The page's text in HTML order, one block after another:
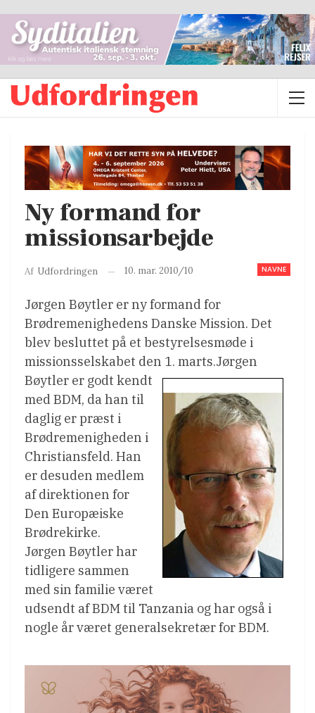
Ny formand for
missionsarbejde
NAVNE
Af Udfordringen 10. mar. 2010/10
Jørgen Bøytler er ny formand for
Brødremenighedens Danske Mission. Det
blev besluttet på et bestyrelsesmøde i
missionsselskabet den 1. marts.Jørgen
Bøytler er godt kendt
med BDM, da han til
daglig er præst i
Brødremenigheden i
Christiansfeld. Han
er desuden medlem
af direktionen for
Den Europæiske
Brødrekirke.
Jørgen Bøytler har
tidligere sammen
med sin familie været
udsendt af BDM til Tanzania og har også i
nogle år været generalsekretær for BDM.